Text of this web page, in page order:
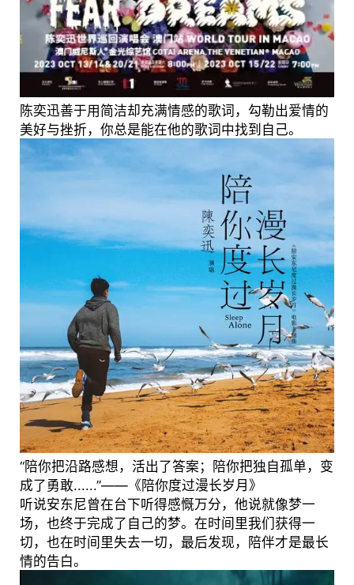
陈奕迅善于用简洁却充满情感的歌词，勾勒出爱情的
美好与挫折，你总是能在他的歌词中找到自己。
“陪你把沿路感想，活出了答案；陪你把独自孤单，变
成了勇敢......”——《陪你度过漫长岁月》
听说安东尼曾在台下听得感慨万分，他说就像梦一
场，也终于完成了自己的梦。在时间里我们获得一
切，也在时间里失去一切，最后发现，陪伴才是最长
情的告白。